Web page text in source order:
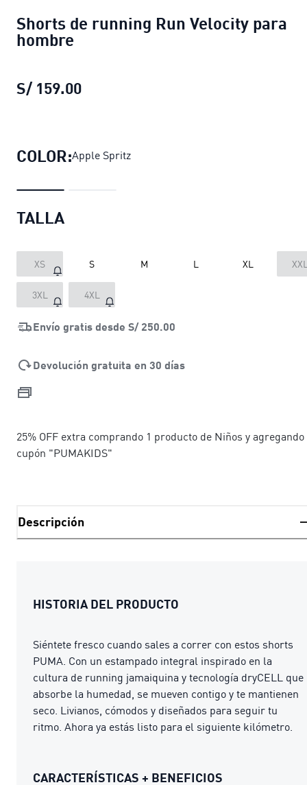
Shorts de running Run Velocity para
hombre
S/ 159.00
COLOR:Apple Spritz
TALLA
XS S M L XL
3XL 4XL
Envío gratis desde S/ 250.00
Devolución gratuita en 30 días
25% OFF extra comprando 1 producto de Niños y
cupón "PUMAKIDS"
Descripción
HISTORIA DEL PRODUCTO
Siéntete fresco cuando sales a correr con estos shorts
PUMA. Con un estampado integral inspirado en la
cultura de running jamaiquina y tecnología dryCELL que
absorbe la humedad, se mueven contigo y te mantienen
seco. Livianos, cómodos y diseñados para seguir tu
ritmo. Ahora ya estás listo para el siguiente kilómetro.
CARACTERÍSTICAS + BENEFICIOS